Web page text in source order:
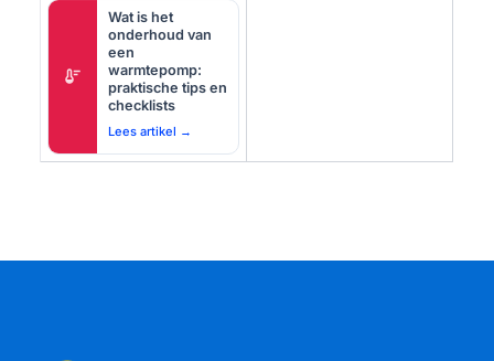
thermostat
Wat is het
onderhoud van
een
warmtepomp:
praktische tips en
checklists
Lees artikel →